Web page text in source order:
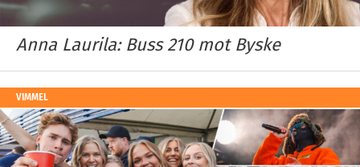
Anna Laurila: Buss 210 mot Byske
VIMMEL